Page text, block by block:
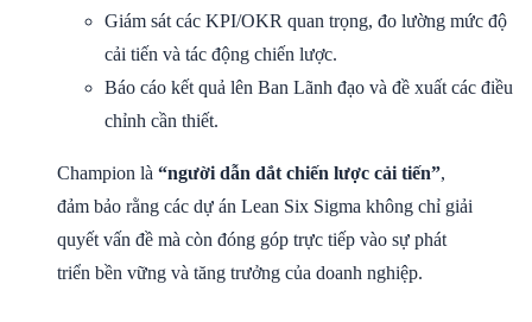
Giám sát các KPI/OKR quan trọng, đo lường mức độ
cải tiến và tác động chiến lược.
Báo cáo kết quả lên Ban Lãnh đạo và đề xuất các điều
chỉnh cần thiết.
Champion là “người dẫn dắt chiến lược cải tiến”,
đảm bảo rằng các dự án Lean Six Sigma không chỉ giải
quyết vấn đề mà còn đóng góp trực tiếp vào sự phát
triển bền vững và tăng trưởng của doanh nghiệp.